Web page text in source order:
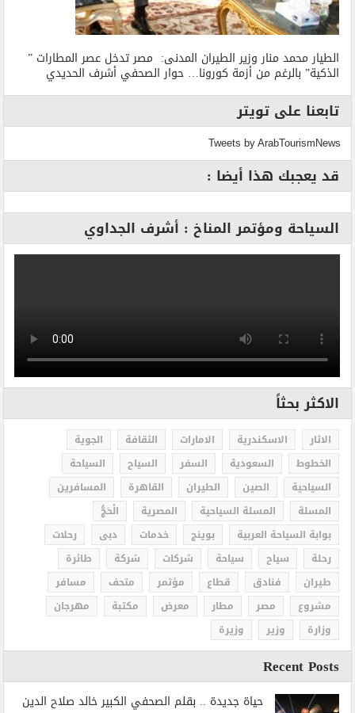
الطيار محمد منار وزير الطيران المدنى: مصر تدخل عصر المطارات ”
الذكية” بالرغم من أزمة كورونا… حوار الصحفي أشرف الحديدي
تابعنا على تويتر
Tweets by ArabTourismNews
قد يعجبك هذا أيضا :
السياحة ومؤتمر المناخ : أشرف الجداوي
الاكثر بحثاً
الاثار الاسكندرية الامارات الثقافة
الجوية
الخطوط
السعودية السفر السياح
السياحة
السياحية
الصين الطيران القاهرة
المسافرين
المسلة
المسلة السياحية المصرية
الْحَجُّ
بوابة السياحة العربية
بوينج خدمات دبى
رحلات
رحلة
سياح سياحة شركات شركة
طائرة
طيران
فنادق قطاع مؤتمر متحف
مسافر
مشروع
مصر مطار معرض مكتبة
مهرجان
وزارة
وزير وزيرة
Recent Posts
حياة جديدة .. بقلم الصحفي الكبير خالد صلاح الدين